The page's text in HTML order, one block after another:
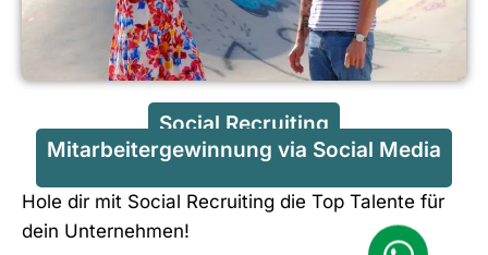
Social Recruiting
Mitarbeitergewinnung via Social Media
Hole dir mit Social Recruiting die Top Talente für
dein Unternehmen!